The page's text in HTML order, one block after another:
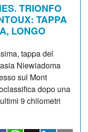
TRIONFO
TAPPA
LONGO
tappa del
Niewiadoma
sul Mont
dopo una
9 chilometri